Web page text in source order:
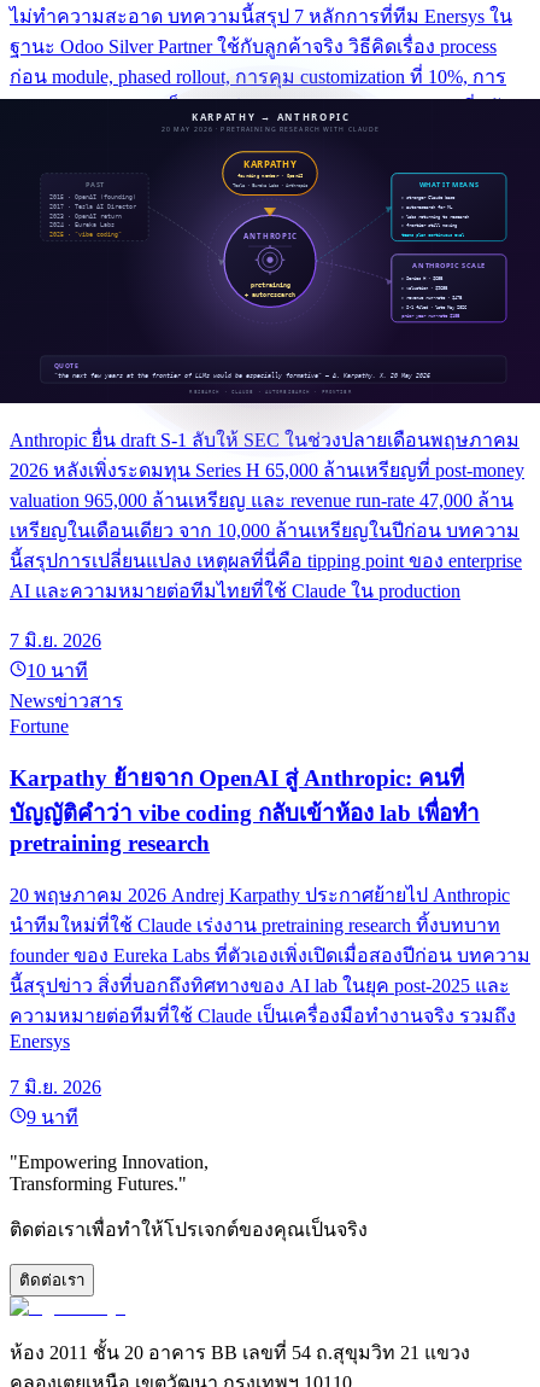
ไม่ทำความสะอาด บทความนี้สรุป 7 หลักการที่ทีม Enersys ใน
ฐานะ Odoo Silver Partner ใช้กับลูกค้าจริง วิธีคิดเรื่อง process
ก่อน module, phased rollout, การคุม customization ที่ 10%, การ
ไม่แพ้เทคนิค และช่วง hypercare 30-60 วันหลัง go-live
9 มิ.ย. 2026
14 นาที
Newsข่าวสาร
Anthropic ยื่น S-1 ลับให้ SEC พฤษภาคม 2026 หลัง
Series H $65B ที่ valuation $965B และ revenue run-
Anthropic ยื่น draft S-1 ลับให้ SEC ในช่วงปลายเดือนพฤษภาคม
2026 หลังเพิ่งระดมทุน Series H 65,000 ล้านเหรียญที่ post-money
valuation 965,000 ล้านเหรียญ และ revenue run-rate 47,000 ล้าน
เหรียญในเดือนเดียว จาก 10,000 ล้านเหรียญในปีก่อน บทความ
นี้สรุปการเปลี่ยนแปลง เหตุผลที่นี่คือ tipping point ของ enterprise
AI และความหมายต่อทีมไทยที่ใช้ Claude ใน production
7 มิ.ย. 2026
10 นาที
Newsข่าวสาร
Fortune
Karpathy ย้ายจาก OpenAI สู่ Anthropic: คนที่
บัญญัติคำว่า vibe coding กลับเข้าห้อง lab เพื่อทำ
pretraining research
20 พฤษภาคม 2026 Andrej Karpathy ประกาศย้ายไป Anthropic
นำทีมใหม่ที่ใช้ Claude เร่งงาน pretraining research ทิ้งบทบาท
founder ของ Eureka Labs ที่ตัวเองเพิ่งเปิดเมื่อสองปีก่อน บทความ
นี้สรุปข่าว สิ่งที่บอกถึงทิศทางของ AI lab ในยุค post-2025 และ
ความหมายต่อทีมที่ใช้ Claude เป็นเครื่องมือทำงานจริง รวมถึง
Enersys
7 มิ.ย. 2026
9 นาที
"Empowering Innovation,
Transforming Futures."
ติดต่อเราเพื่อทำให้โปรเจกต์ของคุณเป็นจริง
ติดต่อเรา
ห้อง 2011 ชั้น 20 อาคาร BB เลขที่ 54 ถ.สุขุมวิท 21 แขวง
คลองเตยเหนือ เขตวัฒนา กรุงเทพฯ 10110